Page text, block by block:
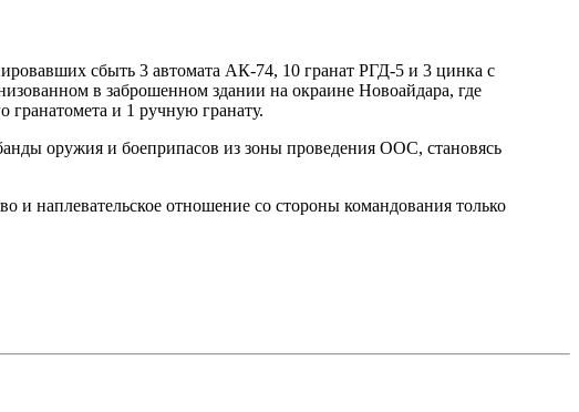
сбыть 3 автомата АК-74, 10 гранат РГД-5 и 3 цинка с
в заброшенном здании на окраине Новоайдара, где
и 1 ручную гранату.
оружия и боеприпасов из зоны проведения ООС, становясь
и наплевательское отношение со стороны командования только